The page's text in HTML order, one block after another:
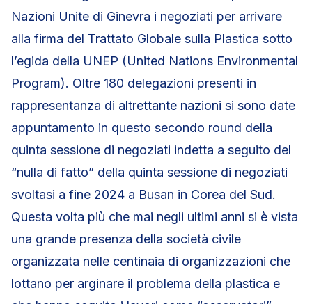
Nazioni Unite di Ginevra i negoziati per arrivare
alla firma del Trattato Globale sulla Plastica sotto
l’egida della UNEP (United Nations Environmental
Program). Oltre 180 delegazioni presenti in
rappresentanza di altrettante nazioni si sono date
appuntamento in questo secondo round della
quinta sessione di negoziati indetta a seguito del
“nulla di fatto” della quinta sessione di negoziati
svoltasi a fine 2024 a Busan in Corea del Sud.
Questa volta più che mai negli ultimi anni si è vista
una grande presenza della società civile
organizzata nelle centinaia di organizzazioni che
lottano per arginare il problema della plastica e